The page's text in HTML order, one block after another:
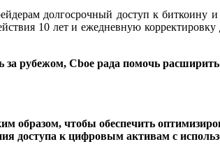
долгосрочный доступ к биткоину
10 лет и ежедневную
рубежом, Cboe рада помочь
образом, чтобы обеспечить
доступа к цифровым активам с